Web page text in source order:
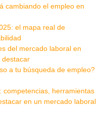
cambiando el empleo en
el mapa real de
del mercado laboral en
destacar
a tu búsqueda de empleo?
competencias, herramientas
en un mercado laboral